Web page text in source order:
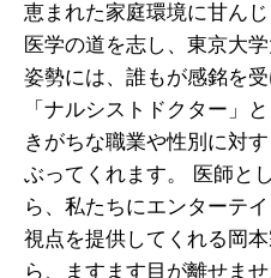
恵まれた家庭環境に甘ん
医学の道を志し、東京大
姿勢には、誰もが感銘を
「ナルシストドクター」
きがちな職業や性別に対
ぶってくれます。 医師と
ら、私たちにエンターテ
視点を提供してくれる岡
ら、ますます目が離せませ